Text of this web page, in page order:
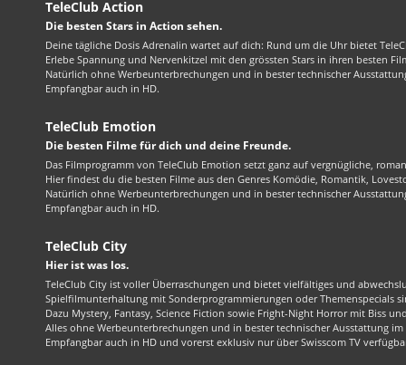
TeleClub Action
Die besten Stars in Action sehen.
Deine tägliche Dosis Adrenalin wartet auf dich: Rund um die Uhr bietet
Erlebe Spannung und Nervenkitzel mit den grössten Stars in ihren besten
Natürlich ohne Werbeunterbrechungen und in bester technischer
Empfangbar auch in HD.
TeleClub Emotion
Die besten Filme für dich und deine Freunde.
Das Filmprogramm von TeleClub Emotion setzt ganz auf vergnügliche,
Hier findest du die besten Filme aus den Genres Komödie, Romantik,
Natürlich ohne Werbeunterbrechungen und in bester technischer
Empfangbar auch in HD.
TeleClub City
Hier ist was los.
TeleClub City ist voller Überraschungen und bietet vielfältiges und
Spielfilmunterhaltung mit Sonderprogrammierungen oder Themenspecials
Dazu Mystery, Fantasy, Science Fiction sowie Fright-Night Horror mit Biss
Alles ohne Werbeunterbrechungen und in bester technischer Ausstattung
Empfangbar auch in HD und vorerst exklusiv nur über Swisscom TV